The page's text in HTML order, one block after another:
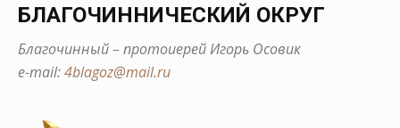
БЛАГОЧИННИЧЕСКИЙ ОКРУГ
Благочинный – протоиерей Игорь Осовик
е-mail:4blagoz@mail.ru